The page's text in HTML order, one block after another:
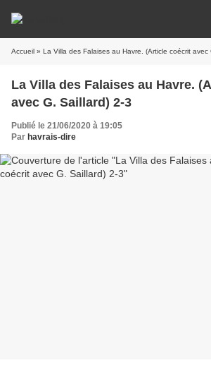
Accueil » La Villa des Falaises au Havre. (Article coécrit avec
La Villa des Falaises au Havre.
avec G. Saillard) 2-3
Publié le 21/06/2020 à 19:05
Par havrais-dire